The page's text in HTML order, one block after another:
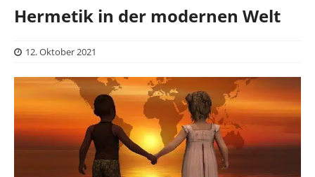
Hermetik in der modernen Welt
12. Oktober 2021